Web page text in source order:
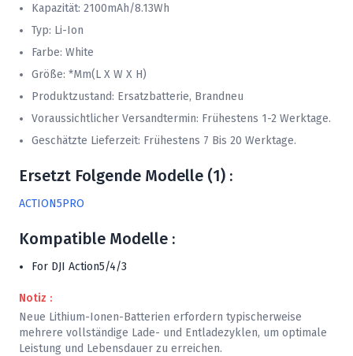
Kapazität: 2100mAh/8.13Wh
Typ: Li-Ion
Farbe: White
Größe: *mm(L X W X H)
Produktzustand: Ersatzbatterie, Brandneu
Voraussichtlicher Versandtermin: Frühestens 1-2 Werktage.
Geschätzte Lieferzeit: Frühestens 7 Bis 20 Werktage.
Ersetzt Folgende Modelle (1) :
ACTION5PRO
Kompatible Modelle :
For DJI Action5/4/3
Notiz :
Neue Lithium-Ionen-Batterien erfordern typischerweise
mehrere vollständige Lade- und Entladezyklen, um optimale
Leistung und Lebensdauer zu erreichen.